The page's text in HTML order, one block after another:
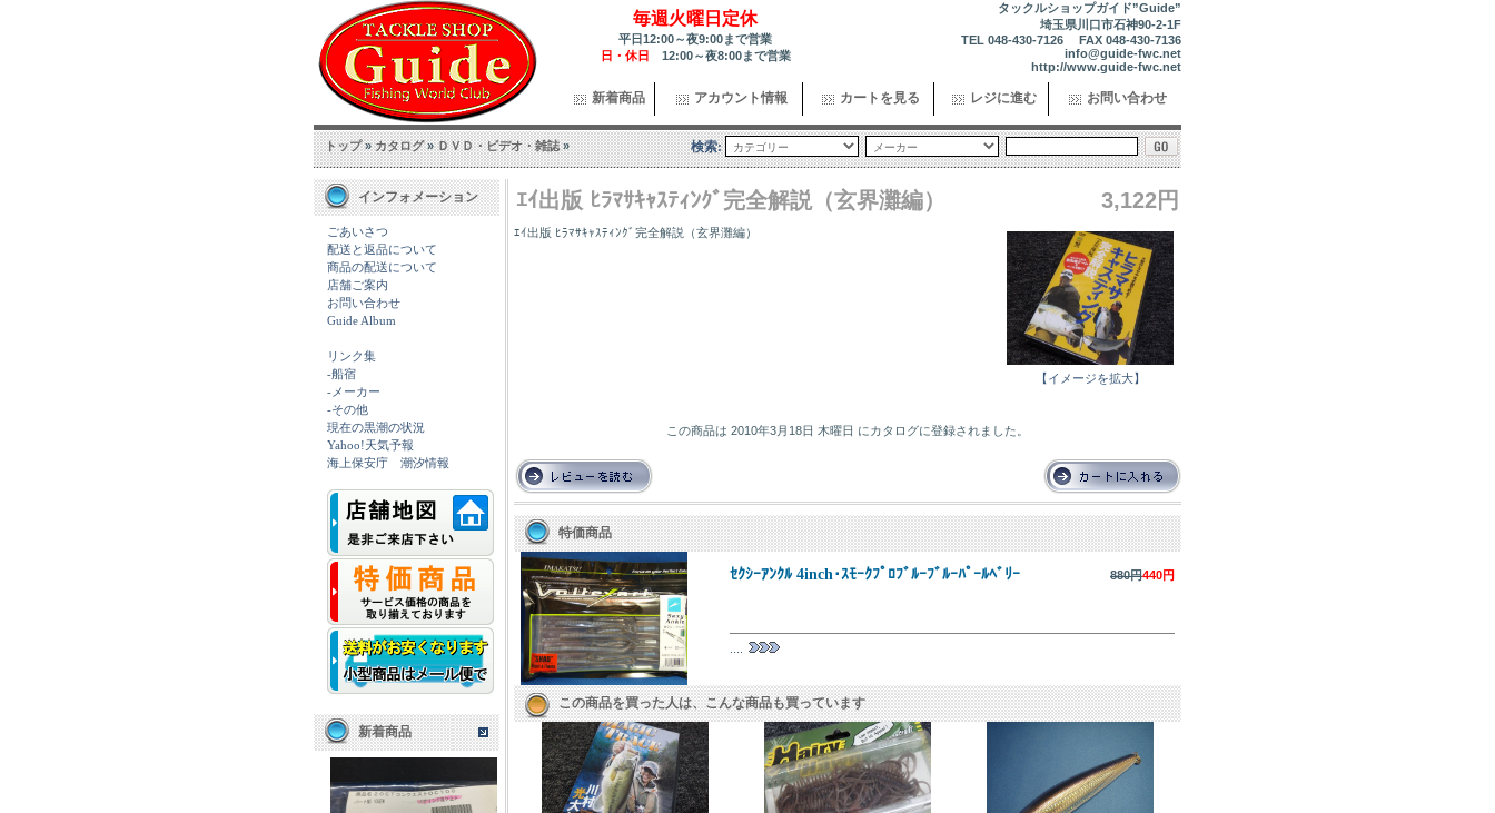
毎週火曜日定休
平日12:00～夜9:00まで営業
日・休日 12:00～夜8:00まで営業
タックルショップガイド”Guide”
埼玉県川口市石神90-2-1F
TEL 048-430-7126 FAX 048-430-7136
info@guide-fwc.net
http://www.guide-fwc.net
新着商品 アカウント情報 カートを見る レジに進む お問い合わせ
トップ»カタログ»ＤＶＤ・ビデオ・雑誌» 検索:
インフォメーション
ごあいさつ
配送と返品について
商品の配送について
店舗ご案内
お問い合わせ
Guide Album
リンク集
-船宿
-メーカー
-その他
現在の黒潮の状況
Yahoo!天気予報
海上保安庁 潮汐情報
新着商品
ｴｲ出版 ﾋﾗﾏｻｷｬｽﾃｨﾝｸﾞ完全解説（玄界灘編） 3,122円
【イメージを拡大】
ｴｲ出版 ﾋﾗﾏｻｷｬｽﾃｨﾝｸﾞ完全解説（玄界灘編）
この商品は 2010年3月18日 木曜日 にカタログに登録されました。
特価商品
ｾｸｼｰｱﾝｸﾙ 4inch･ｽﾓｰｸﾌﾟﾛﾌﾞﾙｰﾌﾞﾙｰﾊﾟｰﾙﾍﾞﾘｰ 880円440円
この商品を買った人は、こんな商品も買っています